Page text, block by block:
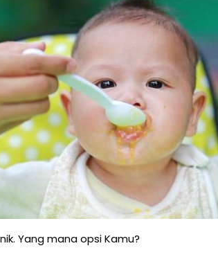
Yang mana opsi Kamu?